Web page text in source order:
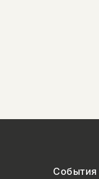
События